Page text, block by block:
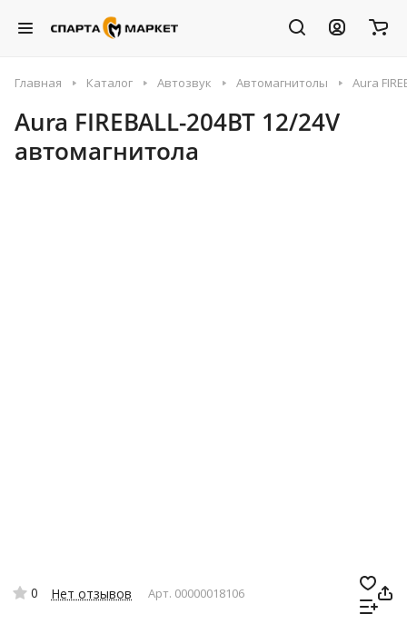
Главная Каталог Автозвук Автомагнитолы Aura
Aura FIREBALL-204BT 12/24V
автомагнитола
0 Нет отзывов Арт. 00000018106